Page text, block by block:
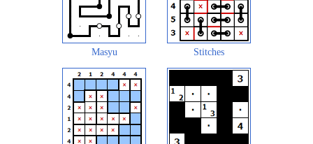
Masyu Stitches